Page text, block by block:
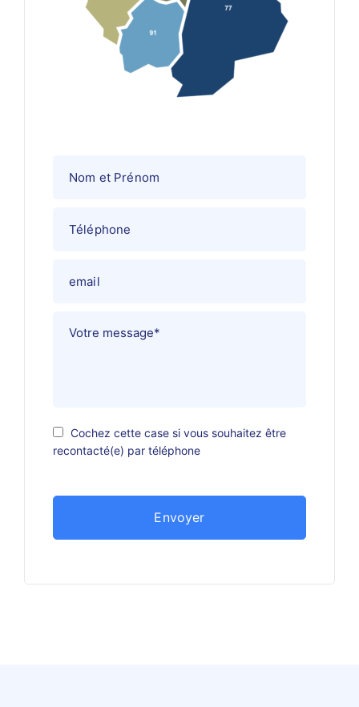
Cochez cette case si vous souhaitez être
recontacté(e) par téléphone